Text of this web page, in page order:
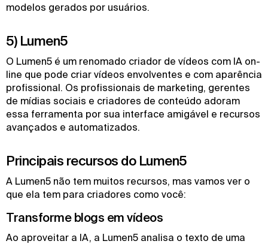
modelos gerados por usuários.
5) Lumen5
O Lumen5 é um renomado criador de vídeos com IA on-
line que pode criar vídeos envolventes e com aparência
profissional. Os profissionais de marketing, gerentes
de mídias sociais e criadores de conteúdo adoram
essa ferramenta por sua interface amigável e recursos
avançados e automatizados.
Principais recursos do Lumen5
A Lumen5 não tem muitos recursos, mas vamos ver o
que ela tem para criadores como você:
Transforme blogs em vídeos
Ao aproveitar a IA, a Lumen5 analisa o texto de uma